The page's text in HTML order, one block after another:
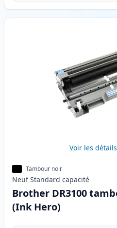
Voir les
Tambour noir
Neuf Standard capacité
Brother DR3100
(Ink Hero)